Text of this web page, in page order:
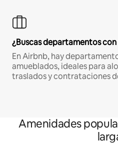
¿Buscas departamentos
En Airbnb, hay
amueblados, ideales para
traslados y contrataciones
Amenidades